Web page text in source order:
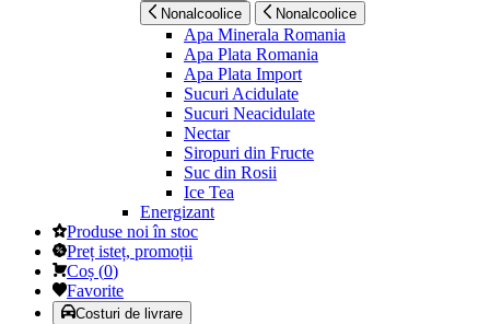
Nonalcoolice Nonalcoolice
Apa Minerala Romania
Apa Plata Romania
Apa Plata Import
Sucuri Acidulate
Sucuri Neacidulate
Nectar
Siropuri din Fructe
Suc din Rosii
Ice Tea
Energizant
Produse noi în stoc
Preț isteț, promoții
Coș (0)
Favorite
Costuri de livrare